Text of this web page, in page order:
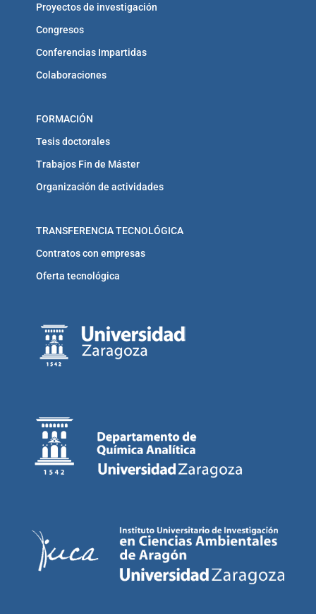
Proyectos de investigación
Congresos
Conferencias Impartidas
Colaboraciones
FORMACIÓN
Tesis doctorales
Trabajos Fin de Máster
Organización de actividades
TRANSFERENCIA TECNOLÓGICA
Contratos con empresas
Oferta tecnológica